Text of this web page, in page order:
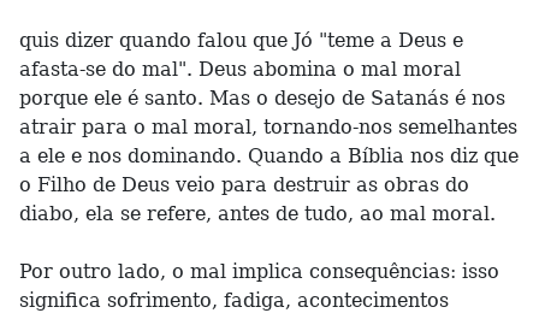
quis dizer quando falou que Jó "teme a Deus e
afasta-se do mal". Deus abomina o mal moral
porque ele é santo. Mas o desejo de Satanás é nos
atrair para o mal moral, tornando-nos semelhantes
a ele e nos dominando. Quando a Bíblia nos diz que
o Filho de Deus veio para destruir as obras do
diabo, ela se refere, antes de tudo, ao mal moral.
Por outro lado, o mal implica consequências: isso
significa sofrimento, fadiga, acontecimentos